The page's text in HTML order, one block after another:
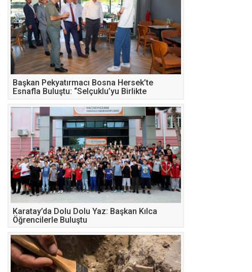
Başkan Pekyatırmacı Bosna Hersek’te
Esnafla Buluştu: “Selçuklu’yu Birlikte
Karatay’da Dolu Dolu Yaz: Başkan Kılca
Öğrencilerle Buluştu